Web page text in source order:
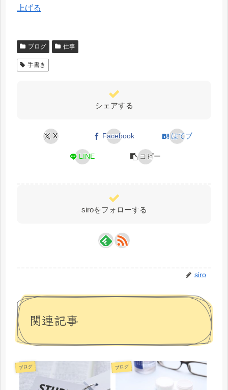
上げる
ブログ 仕事
手書き
シェアする
X Facebook はてブ
LINE コピー
siroをフォローする
siro
関連記事
ブログ ブログ